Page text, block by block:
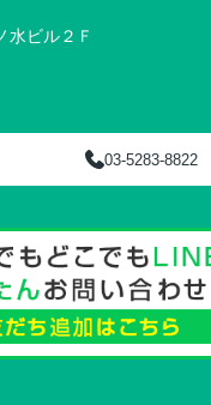
水ビル２Ｆ
03-5283-8822